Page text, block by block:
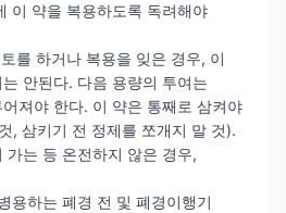
이 약을 복용하도록 독려해야
를 하거나 복용을 잊은 경우, 이
안된다. 다음 용량의 투여는
져야 한다. 이 약은 통째로 삼켜야
, 삼키기 전 정제를 쪼개지 말 것).
가는 등 온전하지 않은 경우,
용하는 폐경 전 및 폐경이행기